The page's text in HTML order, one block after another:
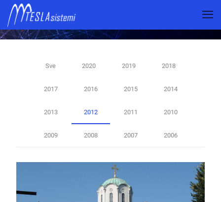
Sve 2020 2019 2018
2017 2016 2015 2014
2013 2012 2011 2010
2009 2008 2007 2006